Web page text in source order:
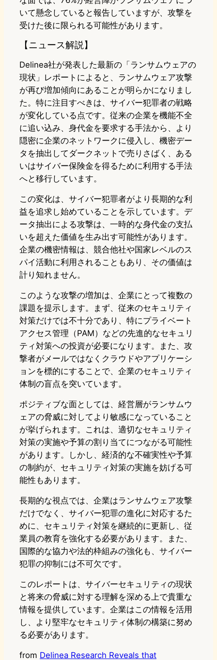
いて懸念していると報告していますが、攻撃を
受けた後に限られる可能性があります。
【ニュース解説】
Delinea社が発表した最新の「ランサムウェアの
現状」レポートによると、ランサムウェア攻撃
が再び増加傾向にあることが明らかになりまし
た。特に注目すべきは、サイバー犯罪者の戦略
が変化している点です。従来の企業を機能不全
に追い込み、身代金を要求する手法から、より
隠密に企業のネットワークに侵入し、機密デー
タを抽出してダークネットで売りさばく、ある
いはサイバー保険金を得るために利用する手法
へと移行しています。
この変化は、サイバー犯罪者がより長期的な利
益を追求し始めていることを示しています。デ
ータ抽出による攻撃は、一時的な身代金の支払
いを超えた価値を生み出す可能性があります。
企業の機密情報は、競合他社や国家レベルのス
パイ活動に利用されることもあり、その価値は
計り知れません。
このような攻撃の増加は、企業にとって複数の
課題を提示します。まず、従来のセキュリティ
対策だけでは不十分であり、特にプライベート
アクセス管理（PAM）などの先進的なセキュリ
ティ対策への投資が必要になります。また、攻
撃者がメールではなくクラウドやアプリケーシ
ョンを標的にすることで、企業のセキュリティ
体制の盲点を突いています。
ポジティブな面としては、経営層がランサムウ
ェアの脅威に対してより敏感になっていること
が挙げられます。これは、適切なセキュリティ
対策の実施や予算の割り当てにつながる可能性
があります。しかし、経済的な不確実性や予算
の制約が、セキュリティ対策の実施を妨げる可
能性もあります。
長期的な視点では、企業はランサムウェア攻撃
だけでなく、サイバー犯罪の進化に対応するた
めに、セキュリティ対策を継続的に更新し、従
業員の教育を強化する必要があります。また、
国際的な協力や法的枠組みの強化も、サイバー
犯罪の抑制には不可欠です。
このレポートは、サイバーセキュリティの現状
と将来の脅威に対する理解を深める上で貴重な
情報を提供しています。企業はこの情報を活用
し、より堅牢なセキュリティ体制の構築に努め
る必要があります。
from Delinea Research Reveals that